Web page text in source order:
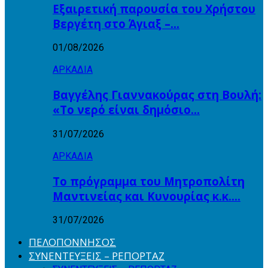
Εξαιρετική παρουσία του Χρήστου
Βεργέτη στο Άγιαξ –…
01/08/2026
ΑΡΚΑΔΙΑ
Βαγγέλης Γιαννακούρας στη Βουλή:
«Το νερό είναι δημόσιο…
31/07/2026
ΑΡΚΑΔΙΑ
Το πρόγραμμα του Μητροπολίτη
Μαντινείας και Κυνουρίας κ.κ….
31/07/2026
ΠΕΛΟΠΟΝΝΗΣΟΣ
ΣΥΝΕΝΤΕΥΞΕΙΣ – ΡΕΠΟΡΤΑΖ